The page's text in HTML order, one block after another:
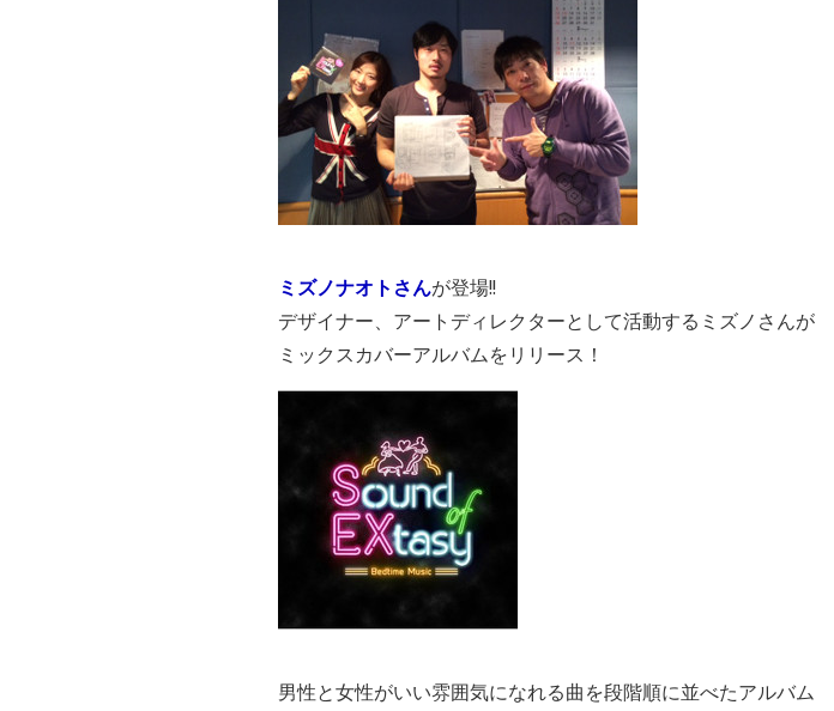
ミズノナオトさんが登場!!
デザイナー、アートディレクターとして活動するミズノさんが
ミックスカバーアルバムをリリース！
男性と女性がいい雰囲気になれる曲を段階順に並べたアルバム